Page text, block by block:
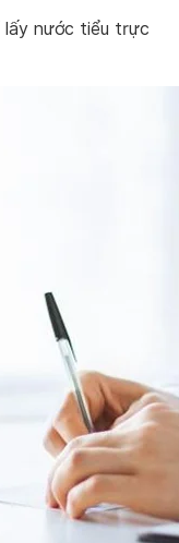
lấy nước tiểu trực